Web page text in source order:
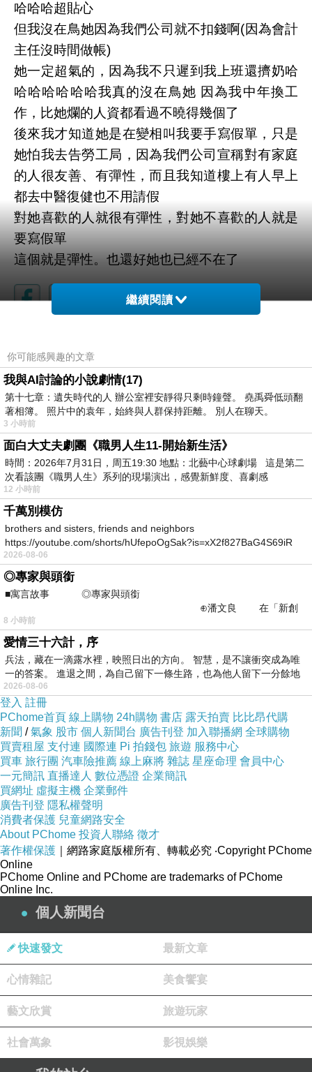
哈哈哈超貼心
但我沒在鳥她因為我們公司就不扣錢啊(因為會計
主任沒時間做帳)
她一定超氣的，因為我不只遲到我上班還擠奶哈
哈哈哈哈哈哈我真的沒在鳥她 因為我中年換工
作，比她爛的人資都看過不曉得幾個了
後來我才知道她是在變相叫我要手寫假單，只是
她怕我去告勞工局，因為我們公司宣稱對有家庭
的人很友善、有彈性，而且我知道樓上有人早上
都去中醫復健也不用請假
對她喜歡的人就很有彈性，對她不喜歡的人就是
要寫假單
這個就是彈性。也還好她也已經不在了
繼續閱讀
你可能感興趣的文章
我與AI討論的小說劇情(17)
第十七章：遺失時代的人 辦公室裡安靜得只剩時鐘聲。 堯禹舜低頭翻
著相簿。 照片中的袁年，始終與人群保持距離。 別人在聊天。
3 小時前
面白大丈夫劇團《職男人生11-開始新生活》
時間：2026年7月31日，周五19:30 地點：北藝中心球劇場 這是第二
次看該團《職男人生》系列的現場演出，感覺新鮮度、喜劇感
12 小時前
千萬別模仿
brothers and sisters, friends and neighbors
https://youtube.com/shorts/hUfepoOgSak?is=xX2f827BaG4S69iR
https
2026-08-06
◎專家與頭銜
■寓言故事 ◎專家與頭銜
⊕潘文良 在「新創
之谷」裡——
8 小時前
愛情三十六計，序
兵法，藏在一滴露水裡，映照日出的方向。 智慧，是不讓衝突成為唯
一的答案。 進退之間，為自己留下一條生路，也為他人留下一分餘地
2026-08-06
登入 註冊
PChome首頁 線上購物 24h購物 書店 露天拍賣 比比昂代購
新聞 /氣象 股市 個人新聞台 廣告刊登 加入聯播網 全球購物
買賣租屋 支付連 國際連 Pi 拍錢包 旅遊 服務中心
買車 旅行團 汽車險推薦 線上麻將 雜誌 星座命理 會員中心
一元簡訊 直播達人 數位憑證 企業簡訊
買網址 虛擬主機 企業郵件
廣告刊登 隱私權聲明
消費者保護 兒童網路安全
About PChome 投資人聯絡 徵才
著作權保護 ｜網路家庭版權所有、轉載必究 ‧Copyright PChome
Online
PChome Online and PChome are trademarks of PChome
Online Inc.
個人新聞台
快速發文 最新文章
心情雜記 美食饗宴
藝文欣賞 旅遊玩家
社會萬象 影視娛樂